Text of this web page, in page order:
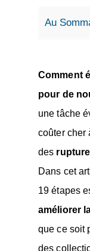
Au
Comment
pour de
une tâche
coûter cher
des
Dans cet
19 étapes
améliorer
que ce soit
des